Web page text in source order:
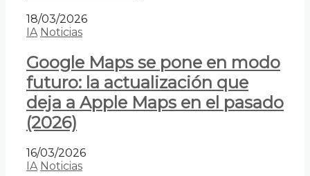
18/03/2026
IA Noticias
Google Maps se pone en modo
futuro: la actualización que
deja a Apple Maps en el pasado
(2026)
16/03/2026
IA Noticias